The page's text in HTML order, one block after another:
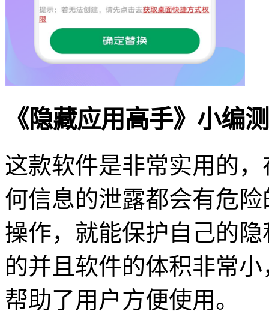
《隐藏应用高手》小编
这款软件是非常实用的
何信息的泄露都会有危
操作，就能保护自己的
的并且软件的体积非常
帮助了用户方便使用。